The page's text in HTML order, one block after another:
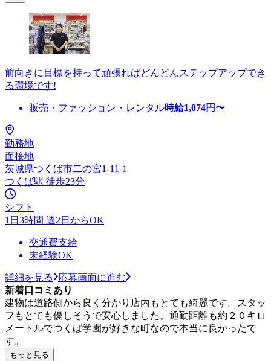
前向きに目標を持って頑張ればどんどんステップアップでき
る環境です!
販売・ファッション・レンタル時給1,074円〜
勤務地
面接地
茨城県つくば市二の宮1-11-1
つくば駅 徒歩23分
シフト
1日3時間 週2日からOK
交通費支給
未経験OK
詳細を見る
応募画面に進む
新着口コミあり
建物は道路側から良く分かり店内もとても綺麗です。スタッ
フもとても優しそうで安心しました。通勤距離も約２０キロ
メートルでつくば学園が好きな町なので本当に良かったで
す。
もっと見る